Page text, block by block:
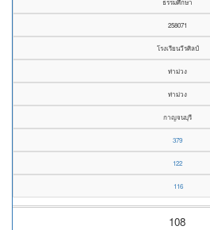
ธรรมศึกษา
258071
โรงเรียนวีรศิลป์
ท่าม่วง
ท่าม่วง
กาญจนบุรี
379
122
116
108